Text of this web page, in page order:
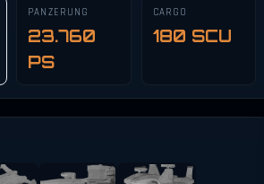
PANZERUNG
23.760
PS
CARGO
180 SCU